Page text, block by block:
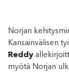
Norjan
Kansainvälisen
Reddy
myötä Norjan